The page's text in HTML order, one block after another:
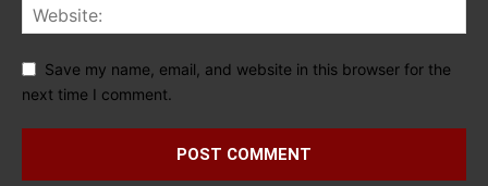
Save my name, email, and website in this browser for the
next time I comment.